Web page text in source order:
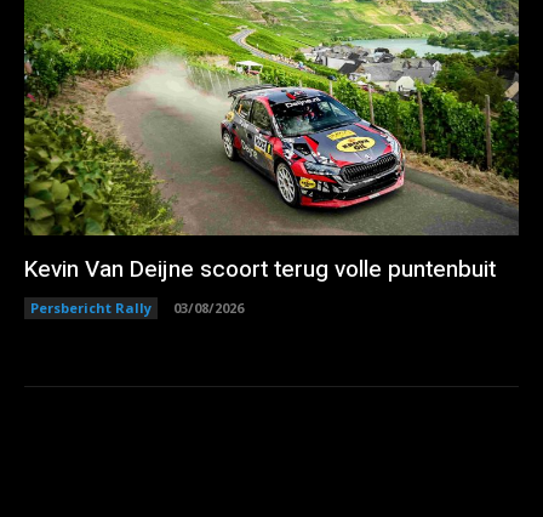
Kevin Van Deijne scoort terug volle puntenbuit
Persbericht Rally 03/08/2026